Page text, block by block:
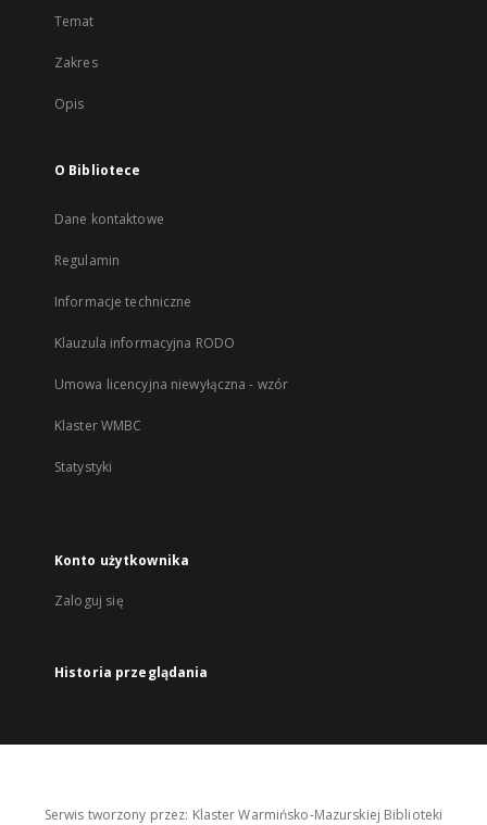
Temat
Zakres
Opis
O Bibliotece
Dane kontaktowe
Regulamin
Informacje techniczne
Klauzula informacyjna RODO
Umowa licencyjna niewyłączna - wzór
Klaster WMBC
Statystyki
Konto użytkownika
Zaloguj się
Historia przeglądania
Serwis tworzony przez: Klaster Warmińsko-Mazurskiej Biblioteki